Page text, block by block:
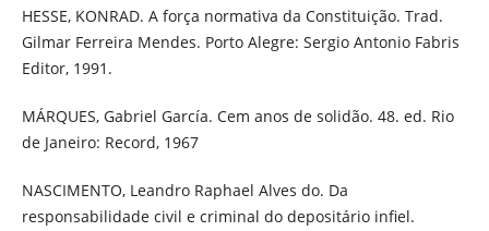
HESSE, KONRAD. A força normativa da Constituição. Trad.
Gilmar Ferreira Mendes. Porto Alegre: Sergio Antonio Fabris
Editor, 1991.
MÁRQUES, Gabriel García. Cem anos de solidão. 48. ed. Rio
de Janeiro: Record, 1967
NASCIMENTO, Leandro Raphael Alves do. Da
responsabilidade civil e criminal do depositário infiel.